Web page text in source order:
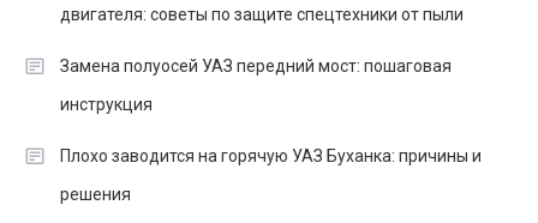
двигателя: советы по защите спецтехники от пыли
Замена полуосей УАЗ передний мост: пошаговая
инструкция
Плохо заводится на горячую УАЗ Буханка: причины и
решения